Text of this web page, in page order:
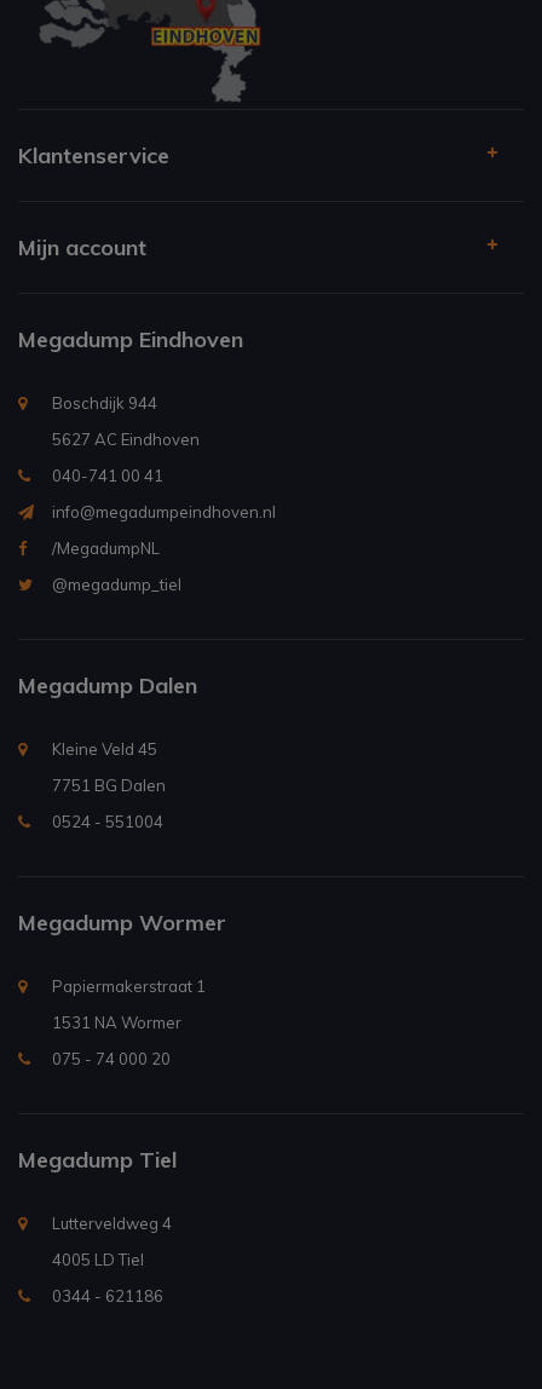
Klantenservice
Mijn account
Megadump Eindhoven
Boschdijk 944
5627 AC Eindhoven
040-741 00 41
info@megadumpeindhoven.nl
/MegadumpNL
@megadump_tiel
Megadump Dalen
Kleine Veld 45
7751 BG Dalen
0524 - 551004
Megadump Wormer
Papiermakerstraat 1
1531 NA Wormer
075 - 74 000 20
Megadump Tiel
Lutterveldweg 4
4005 LD Tiel
0344 - 621186